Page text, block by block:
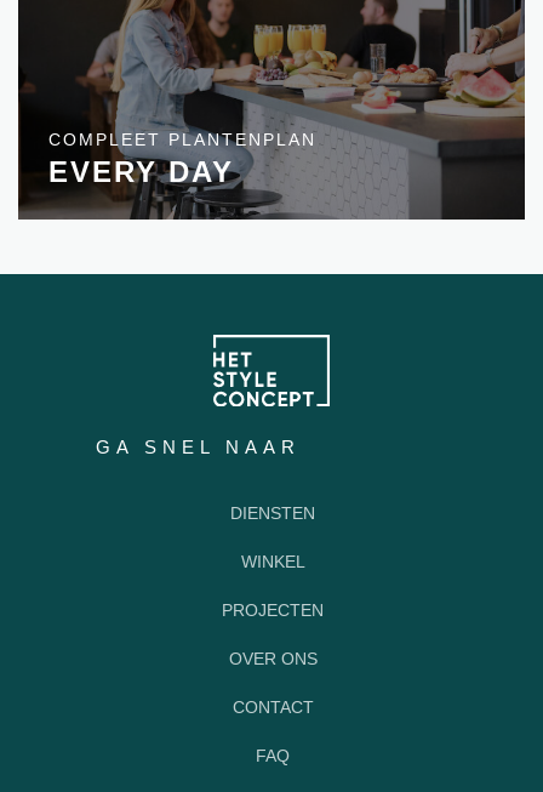
COMPLEET PLANTENPLAN
EVERY DAY
GA SNEL NAAR
DIENSTEN
WINKEL
PROJECTEN
OVER ONS
CONTACT
FAQ